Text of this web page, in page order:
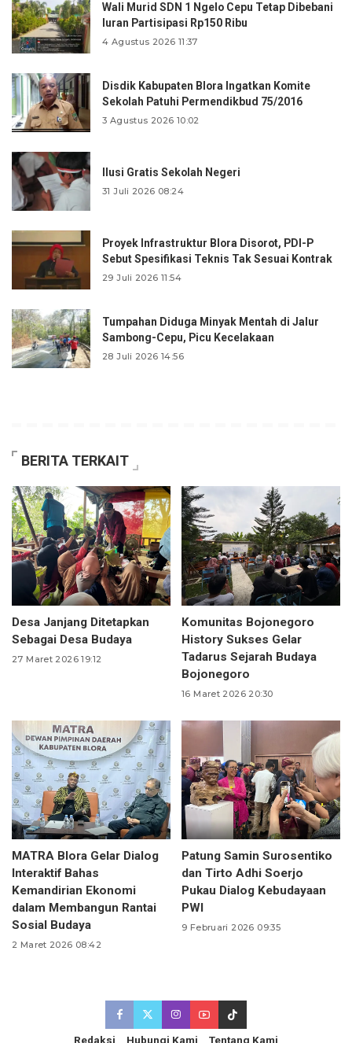
Wali Murid SDN 1 Ngelo Cepu Tetap Dibebani
Iuran Partisipasi Rp150 Ribu
4 Agustus 2026 11:37
Disdik Kabupaten Blora Ingatkan Komite
Sekolah Patuhi Permendikbud 75/2016
3 Agustus 2026 10:02
Ilusi Gratis Sekolah Negeri
31 Juli 2026 08:24
Proyek Infrastruktur Blora Disorot, PDI-P
Sebut Spesifikasi Teknis Tak Sesuai Kontrak
29 Juli 2026 11:54
Tumpahan Diduga Minyak Mentah di Jalur
Sambong-Cepu, Picu Kecelakaan
28 Juli 2026 14:56
BERITA TERKAIT
Desa Janjang Ditetapkan
Sebagai Desa Budaya
27 Maret 2026 19:12
Komunitas Bojonegoro
History Sukses Gelar
Tadarus Sejarah Budaya
Bojonegoro
16 Maret 2026 20:30
MATRA Blora Gelar Dialog
Interaktif Bahas
Kemandirian Ekonomi
dalam Membangun Rantai
Sosial Budaya
2 Maret 2026 08:42
Patung Samin Surosentiko
dan Tirto Adhi Soerjo
Pukau Dialog Kebudayaan
PWI
9 Februari 2026 09:35
Redaksi Hubungi Kami Tentang Kami